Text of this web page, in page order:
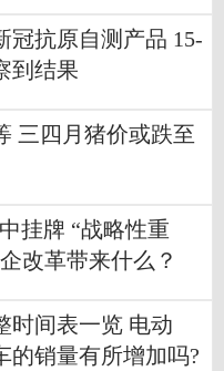
冠抗原自测产品 15-
到结果
三四月猪价或跌至
挂牌 “战略性重
改革带来什么？
时间表一览 电动
的销量有所增加吗?